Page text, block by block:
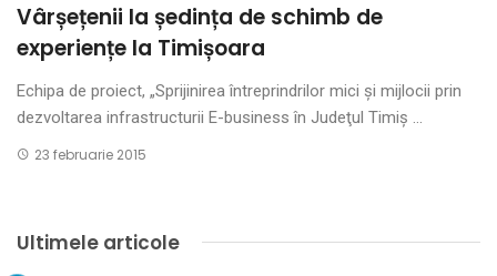
Vârșețenii la ședința de schimb de
experiențe la Timișoara
Echipa de proiect, „Sprijinirea întreprindrilor mici şi mijlocii prin
dezvoltarea infrastructurii E-business în Judeţul Timiş ...
23 februarie 2015
Ultimele articole